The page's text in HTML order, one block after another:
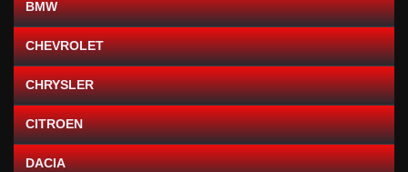
BMW
CHEVROLET
CHRYSLER
CITROEN
DACIA